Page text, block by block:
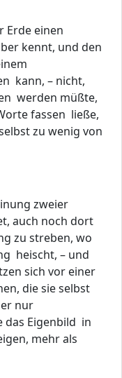
Erde einen
kennt, und den
kann, – nicht,
werden müßte,
fassen ließe,
zu wenig von
zweier
auch noch dort
zu streben, wo
heischt, – und
sich vor einer
die sie selbst
nur
das Eigenbild in
mehr als